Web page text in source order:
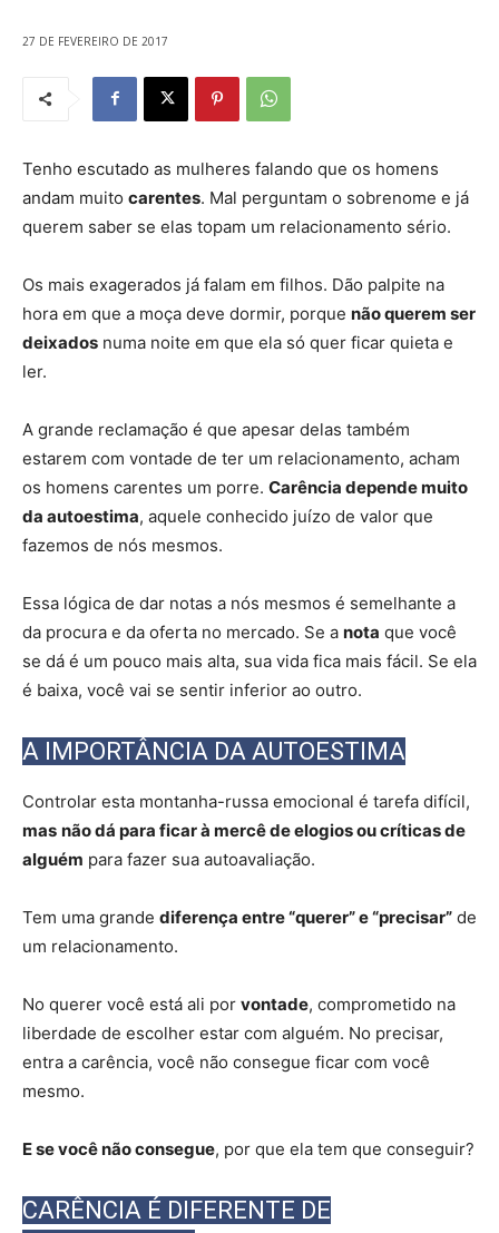
27 DE FEVEREIRO DE 2017
Tenho escutado as mulheres falando que os homens
andam muito carentes. Mal perguntam o sobrenome e já
querem saber se elas topam um relacionamento sério.
Os mais exagerados já falam em filhos. Dão palpite na
hora em que a moça deve dormir, porque não querem ser
deixados numa noite em que ela só quer ficar quieta e
ler.
A grande reclamação é que apesar delas também
estarem com vontade de ter um relacionamento, acham
os homens carentes um porre. Carência depende muito
da autoestima, aquele conhecido juízo de valor que
fazemos de nós mesmos.
Essa lógica de dar notas a nós mesmos é semelhante a
da procura e da oferta no mercado. Se a nota que você
se dá é um pouco mais alta, sua vida fica mais fácil. Se ela
é baixa, você vai se sentir inferior ao outro.
A IMPORTÂNCIA DA AUTOESTIMA
Controlar esta montanha-russa emocional é tarefa difícil,
mas não dá para ficar à mercê de elogios ou críticas de
alguém para fazer sua autoavaliação.
Tem uma grande diferença entre “querer” e “precisar” de
um relacionamento.
No querer você está ali por vontade, comprometido na
liberdade de escolher estar com alguém. No precisar,
entra a carência, você não consegue ficar com você
mesmo.
E se você não consegue, por que ela tem que conseguir?
CARÊNCIA É DIFERENTE DE